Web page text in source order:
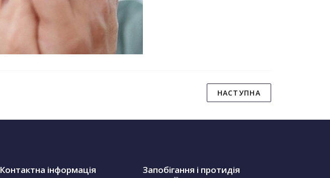
НАСТУПНА
Контактна інформація
Запобігання і протидія